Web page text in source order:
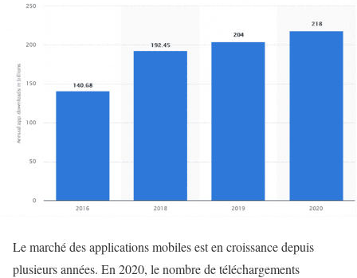
Le marché des applications mobiles est en croissance depuis
plusieurs années. En 2020, le nombre de téléchargements